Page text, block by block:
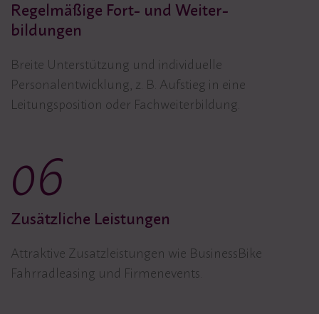
Regelmäßige Fort- und Weiter-
bildungen
Breite Unterstützung und individuelle
Personalentwicklung, z. B. Aufstieg in eine
Leitungsposition oder Fachweiterbildung.
06
Zusätzliche Leistungen
Attraktive Zusatzleistungen wie BusinessBike
Fahrradleasing und Firmenevents.